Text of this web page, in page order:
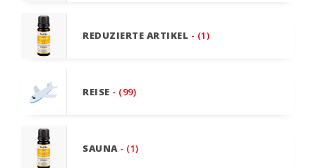
REDUZIERTE ARTIKEL - (1)
REISE - (99)
SAUNA - (1)